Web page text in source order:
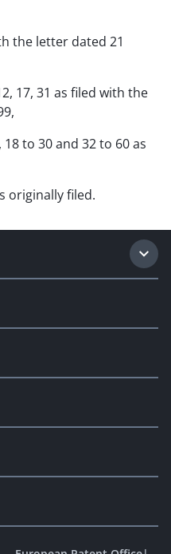
the letter dated 21
17, 31 as filed with the
to 30 and 32 to 60 as
originally filed.